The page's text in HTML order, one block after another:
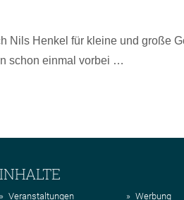
Nils Henkel für kleine und große
schon einmal vorbei …
INHALTE
Veranstaltungen Werbung